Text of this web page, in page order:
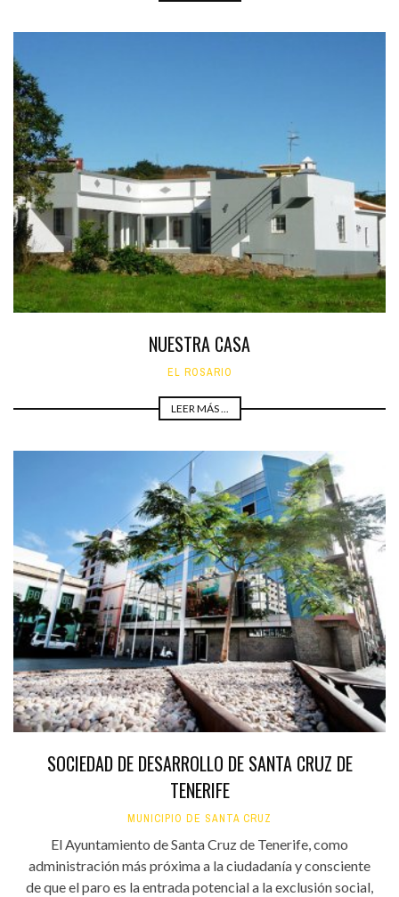
NUESTRA CASA
EL ROSARIO
LEER MÁS ...
SOCIEDAD DE DESARROLLO DE SANTA CRUZ DE
TENERIFE
MUNICIPIO DE SANTA CRUZ
El Ayuntamiento de Santa Cruz de Tenerife, como
administración más próxima a la ciudadanía y consciente
de que el paro es la entrada potencial a la exclusión social,